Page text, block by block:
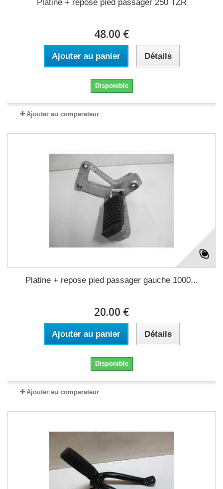
Platine + repose pied passager 250 TZR
48.00 €
Ajouter au panier Détails
Disponible
Ajouter au comparateur
Platine + repose pied passager gauche 1000...
20.00 €
Ajouter au panier Détails
Disponible
Ajouter au comparateur